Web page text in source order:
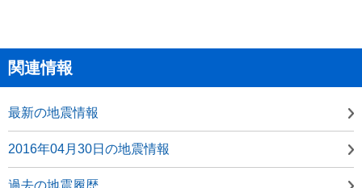
関連情報
最新の地震情報
2016年04月30日の地震情報
過去の地震履歴